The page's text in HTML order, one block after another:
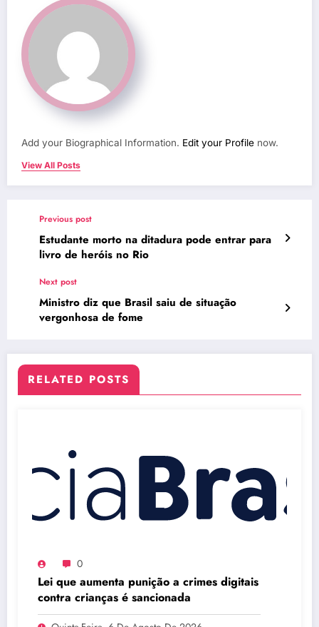
Add your Biographical Information. Edit your Profile now.
View All Posts
Previous post
Estudante morto na ditadura pode entrar para
livro de heróis no Rio
Next post
Ministro diz que Brasil saiu de situação
vergonhosa de fome
RELATED POSTS
0
Lei que aumenta punição a crimes digitais
contra crianças é sancionada